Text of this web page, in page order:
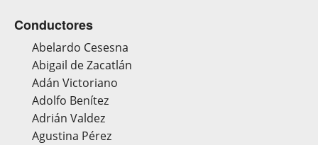
Conductores
Abelardo Cesesna
Abigail de Zacatlán
Adán Victoriano
Adolfo Benítez
Adrián Valdez
Agustina Pérez